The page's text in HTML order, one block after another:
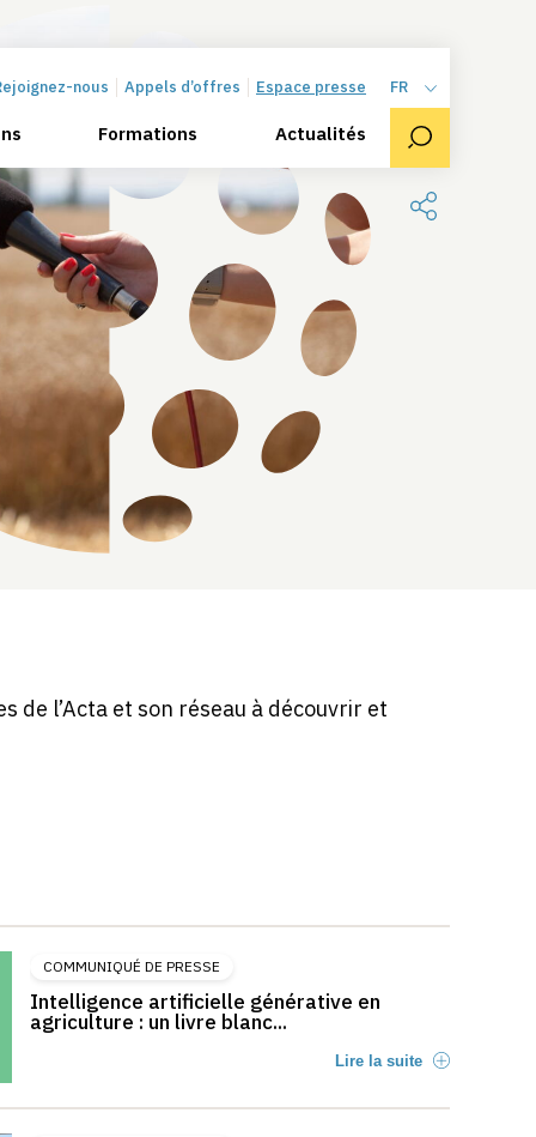
nous Appels d’offres Espace presse
Formations Actualités
FR
l’Acta et son réseau à découvrir et
COMMUNIQUÉ DE PRESSE
Intelligence artificielle générative en
agriculture : un livre blanc...
Lire la suite